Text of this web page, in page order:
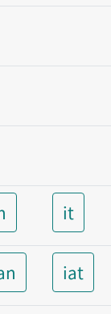
it
iat